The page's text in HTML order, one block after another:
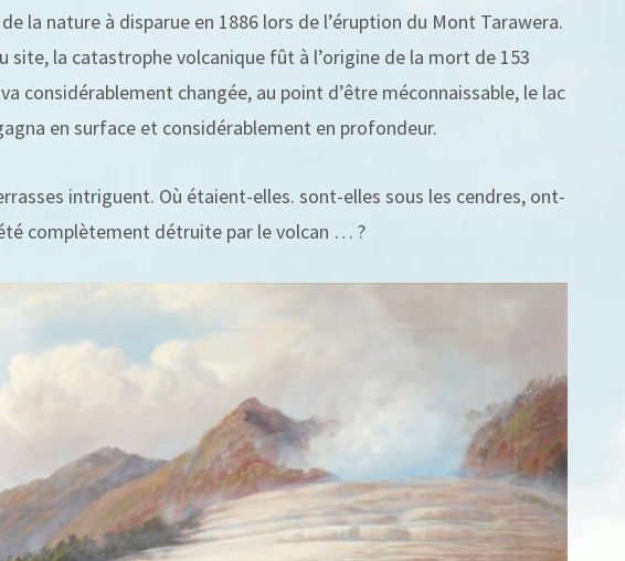
la nature à disparue en 1886 lors de l’éruption du Mont Tarawera.
site, la catastrophe volcanique fût à l’origine de la mort de 153
considérablement changée, au point d’être méconnaissable, le lac
en surface et considérablement en profondeur.
intriguent. Où étaient-elles. sont-elles sous les cendres, ont-
complètement détruite par le volcan … ?